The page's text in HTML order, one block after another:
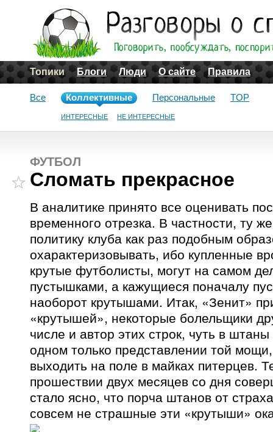
Топики Блоги Люди О сайте Правила
Все Коллективные
ИНТЕРЕСНЫЕ НЕ ИНТЕРЕСНЫЕ
Персональные TOP
ФУТБОЛ
Сломать прекрасное
В аналитике принято все оценивать
временного отрезка. В частности, ту
политику клуба как раз подобным
охарактеризовывать, ибо купленные
крутые футболисты, могут на самом
пустышками, а кажущиеся поначалу
наоборот крутышами. Итак, «Зенит»
«крутышей», некоторые болельщики
числе и автор этих строк, чуть в
одном только представлении той
выходить на поле в майках питерцев.
прошествии двух месяцев со дня
стало ясно, что порча штанов от
совсем не страшные эти «крутыши»